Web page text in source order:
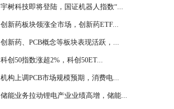
宇树科技即将登陆，国证机器人指数“...
创新药板块领涨全市场，创新药ETF...
创新药、PCB概念等板块表现活跃，...
科创50指数涨超2%，科创50ET...
机构上调PCB市场规模预期，消费电...
储能业务拉动锂电产业业绩高增，储能...